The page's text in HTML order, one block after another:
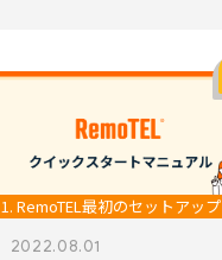
1. RemoTEL最初のセットアップ
2022.08.01